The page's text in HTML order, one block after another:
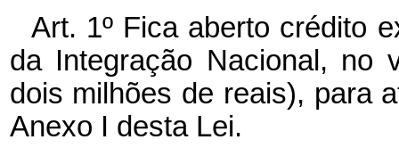
Art. 1º Fica aberto crédito
da Integração Nacional, no
dois milhões de reais), para
Anexo I desta Lei.